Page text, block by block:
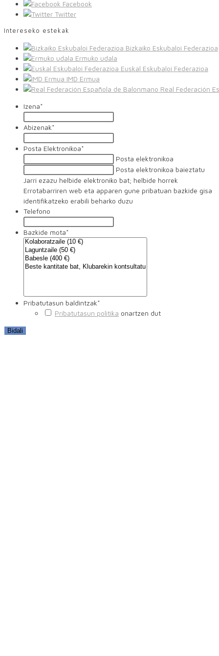
Facebook
Twitter
Intereseko estekak
Bizkaiko Eskubaloi Federazioa
Ermuko udala
Euskal Eskubaloi Federazioa
IMD Ermua
Real Federación
Izena*
Abizenak*
Posta Elektronikoa*
Posta elektronikoa
Posta elektronikoa baieztatu
Jarri ezazu helbide elektroniko bat; helbide horrek
Errotabarriren web eta apparen gune pribatuan bazkide gisa
identifikatzeko erabili beharko duzu
Telefono
Bazkide mota*
Pribatutasun baldintzak*
Pribatutasun politika onartzen dut